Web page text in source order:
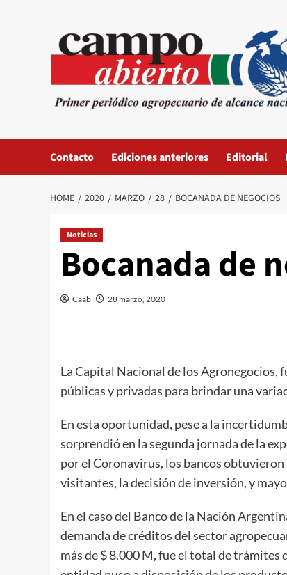
Contacto Ediciones anteriores Editorial
HOME 2020 MARZO 28 BOCANADA DE NEGOCIOS
Noticias
Bocanada de
Caab 28 marzo, 2020
La Capital Nacional de los Agronegocios,
públicas y privadas para brindar una
En esta oportunidad, pese a la
sorprendió en la segunda jornada de la
por el Coronavirus, los bancos
visitantes, la decisión de inversión, y
En el caso del Banco de la Nación
demanda de créditos del sector
más de $ 8.000 M, fue el total de trámites